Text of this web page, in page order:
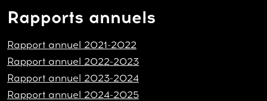
Rapports annuels
Rapport annuel 2021-2022
Rapport annuel 2022-2023
Rapport annuel 2023-2024
Rapport annuel 2024-2025